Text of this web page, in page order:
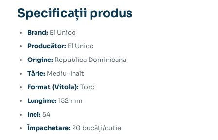
Specificații produs
Brand: El Unico
Producător: El Unico
Origine: Republica Dominicana
Tărie: Mediu-Inalt
Format (Vitola): Toro
Lungime: 152 mm
Inel: 54
Împachetare: 20 bucăți/cutie